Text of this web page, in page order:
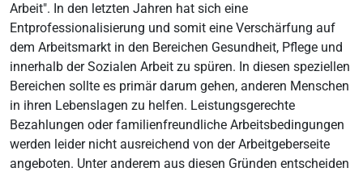
Arbeit". In den letzten Jahren hat sich eine
Entprofessionalisierung und somit eine Verschärfung auf
dem Arbeitsmarkt in den Bereichen Gesundheit, Pflege und
innerhalb der Sozialen Arbeit zu spüren. In diesen speziellen
Bereichen sollte es primär darum gehen, anderen Menschen
in ihren Lebenslagen zu helfen. Leistungsgerechte
Bezahlungen oder familienfreundliche Arbeitsbedingungen
werden leider nicht ausreichend von der Arbeitgeberseite
angeboten. Unter anderem aus diesen Gründen entscheiden